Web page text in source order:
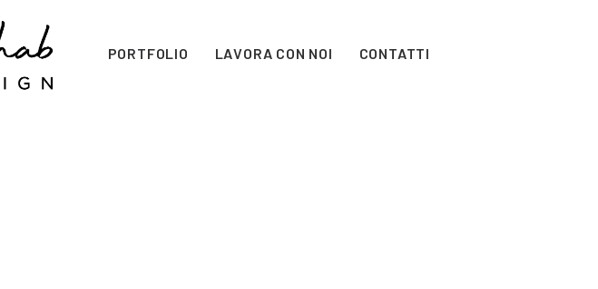
PORTFOLIO LAVORA CON NOI CONTATTI